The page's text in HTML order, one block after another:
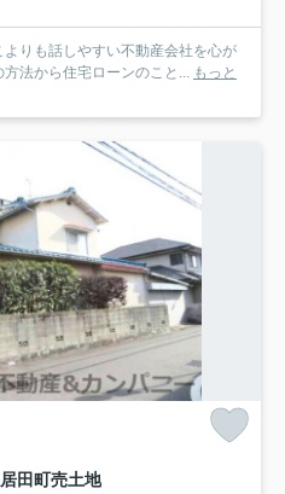
りも話しやすい不動産会社を心が
法から住宅ローンのこと...
もっと
田町売土地